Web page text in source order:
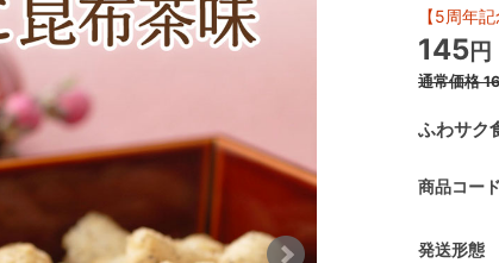
ふわサク
【5周年
145円
通常価格
商品コード
発送形態